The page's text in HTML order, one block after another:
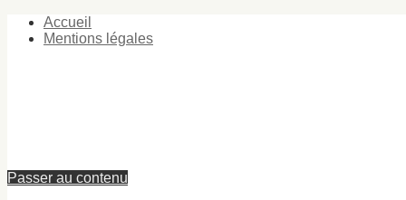
Accueil
Mentions légales
Passer au contenu